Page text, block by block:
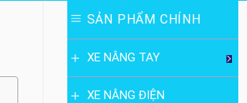
SẢN PHẨM CHÍNH
XE NÂNG TAY
XE NÂNG ĐIỆN